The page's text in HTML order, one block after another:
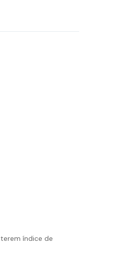
terem índice de